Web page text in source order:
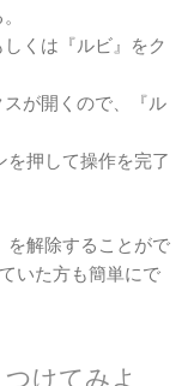
くは『ルビ』をク
が開くので、『ル
を押して操作を完了
を解除することがで
いた方も簡単にで
けてみよ